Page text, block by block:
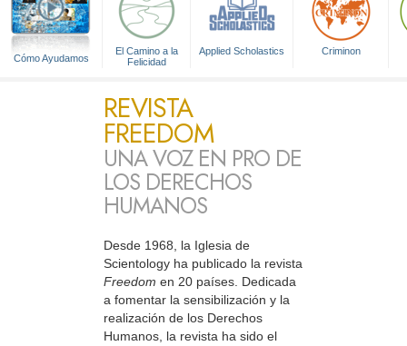
Cómo Ayudamos
El Camino a la
Felicidad
Applied Scholastics Criminon
REVISTA
FREEDOM
UNA VOZ EN PRO DE
LOS DERECHOS
HUMANOS
Desde 1968, la Iglesia de
Scientology ha publicado la revista
Freedom en 20 países. Dedicada
a fomentar la sensibilización y la
realización de los Derechos
Humanos, la revista ha sido el